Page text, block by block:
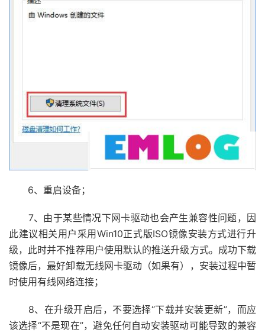
6、重启设备；
7、由于某些情况下网卡驱动也会产生兼容性问题，因
此建议相关用户采用Win10正式版ISO镜像安装方式进行升
级，此时并不推荐用户使用默认的推送升级方式。成功下载
镜像后，最好卸载无线网卡驱动（如果有），安装过程中暂
时使用有线网络连接；
8、在升级开启后，不要选择“下载并安装更新”，而应
该选择“不是现在”，避免任何自动安装驱动可能导致的兼容